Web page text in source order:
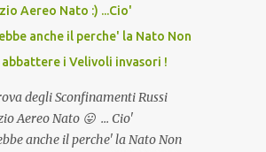
Aereo Nato :) ...Cio'
anche il perche' la Nato Non
i Velivoli invasori !
degli Sconfinamenti Russi
Aereo Nato 😛 ... Cio'
anche il perche' la Nato Non